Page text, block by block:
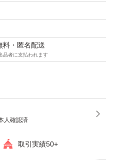
料・匿名配送
品者に支払われます
人確認済
取引実績50+